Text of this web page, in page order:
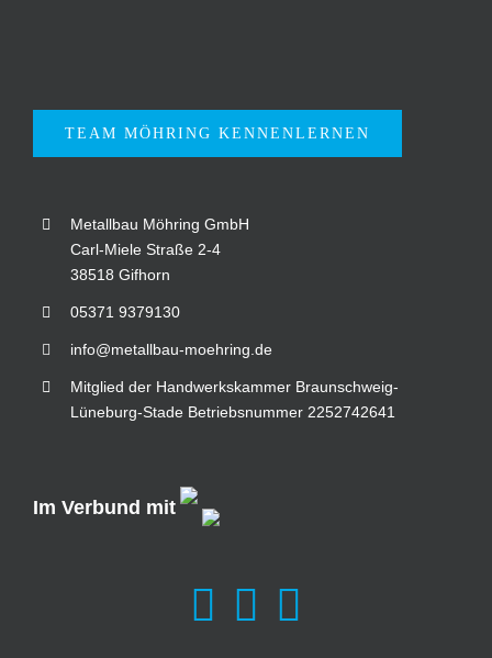
TEAM MÖHRING KENNENLERNEN
Metallbau Möhring GmbH
Carl-Miele Straße 2-4
38518 Gifhorn
05371 9379130
info@metallbau-moehring.de
Mitglied der Handwerkskammer Braunschweig-
Lüneburg-Stade Betriebsnummer 2252742641
Im Verbund mit